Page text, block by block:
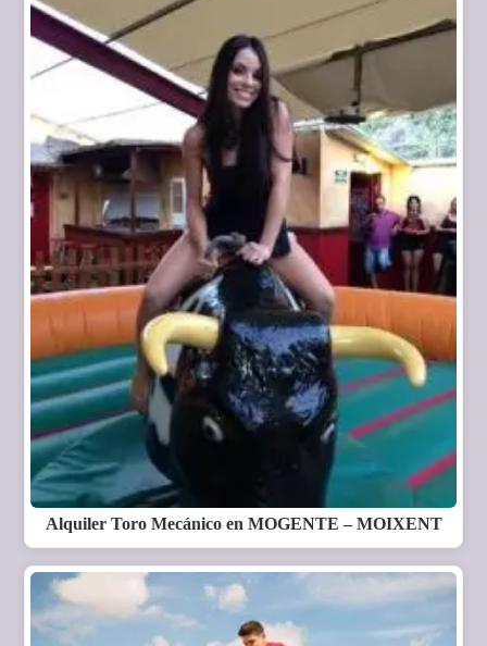
Alquiler Toro Mecánico en MOGENTE – MOIXENT